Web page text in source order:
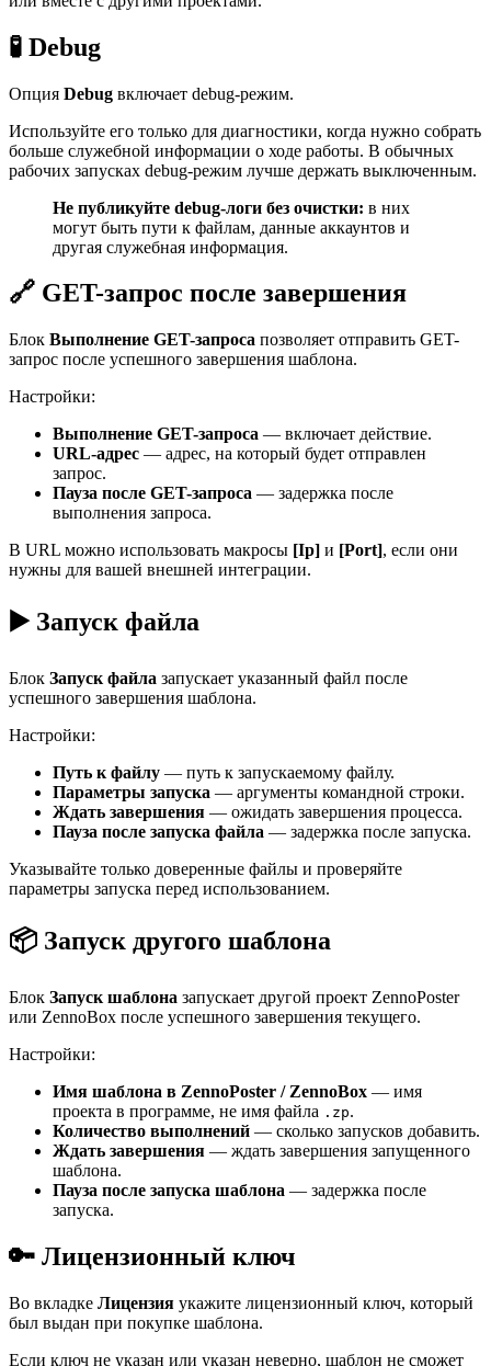
🧪 Debug
Опция Debug включает debug-режим.
Используйте его только для диагностики, когда нужно собрать
больше служебной информации о ходе работы. В обычных
рабочих запусках debug-режим лучше держать выключенным.
Не публикуйте debug-логи без очистки: в них
могут быть пути к файлам, данные аккаунтов и
другая служебная информация.
🔗 GET-запрос после завершения
Блок Выполнение GET-запроса позволяет отправить GET-
запрос после успешного завершения шаблона.
Настройки:
Выполнение GET-запроса — включает действие.
URL-адрес — адрес, на который будет отправлен
запрос.
Пауза после GET-запроса — задержка после
выполнения запроса.
В URL можно использовать макросы [Ip] и [Port], если они
нужны для вашей внешней интеграции.
▶️ Запуск файла
Блок Запуск файла запускает указанный файл после
успешного завершения шаблона.
Настройки:
Путь к файлу — путь к запускаемому файлу.
Параметры запуска — аргументы командной строки.
Ждать завершения — ожидать завершения процесса.
Пауза после запуска файла — задержка после запуска.
Указывайте только доверенные файлы и проверяйте
параметры запуска перед использованием.
📦 Запуск другого шаблона
Блок Запуск шаблона запускает другой проект ZennoPoster
или ZennoBox после успешного завершения текущего.
Настройки:
Имя шаблона в ZennoPoster / ZennoBox — имя
проекта в программе, не имя файла .zp.
Количество выполнений — сколько запусков добавить.
Ждать завершения — ждать завершения запущенного
шаблона.
Пауза после запуска шаблона — задержка после
запуска.
🔑 Лицензионный ключ
Во вкладке Лицензия укажите лицензионный ключ, который
был выдан при покупке шаблона.
Если ключ не указан или указан неверно, шаблон не сможет